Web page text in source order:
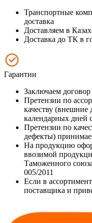
Транспортные
доставка
Доставляем в
Доставка до ТК в
Гарантии
Заключаем договор
Претензии по
качеству
календарных дней
Претензии по
дефекты)
На продукцию
ввозимой
Таможенного
005/2011
Если в
поставщика и